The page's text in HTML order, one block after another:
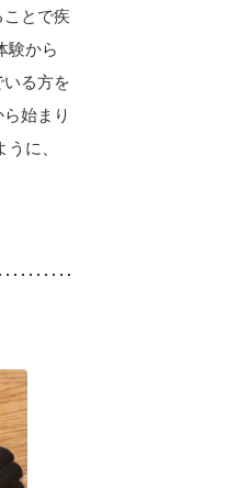
とで疾
験から
る方を
始まり
に、